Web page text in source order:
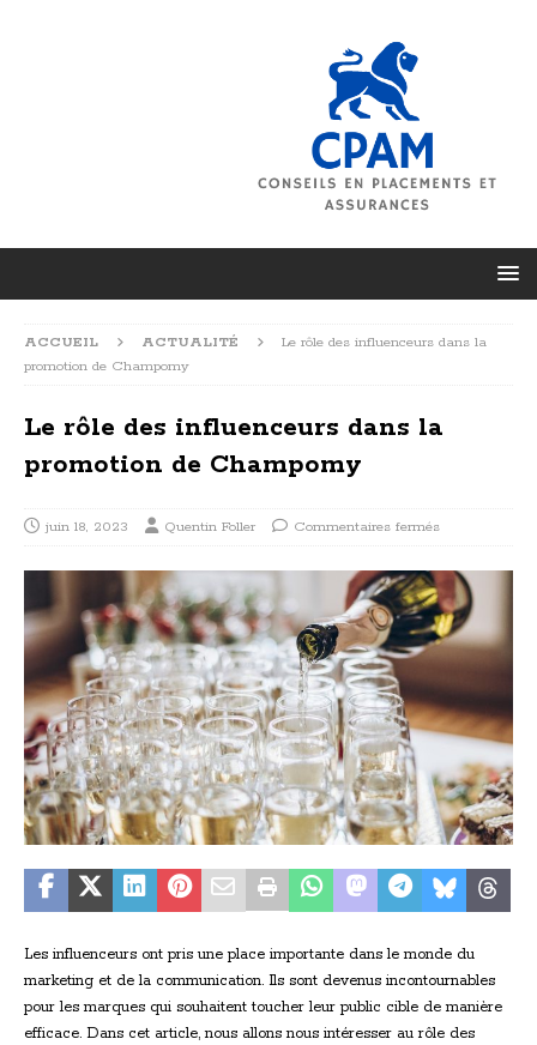
ACCUEIL ACTUALITÉ
Le rôle des influenceurs dans la
promotion de Champomy
Le rôle des influenceurs dans la
promotion de Champomy
juin 18, 2023 Quentin Foller Commentaires fermés
Les influenceurs ont pris une place importante dans le monde du
marketing et de la communication. Ils sont devenus incontournables
pour les marques qui souhaitent toucher leur public cible de manière
efficace. Dans cet article, nous allons nous intéresser au rôle des